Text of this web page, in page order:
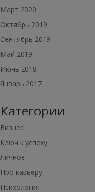
Март 2020
Октябрь 2019
Сентябрь 2019
Май 2019
Июнь 2018
Январь 2017
Категории
Бизнес
Ключ к успеху
Личное
Про карьеру
Психология